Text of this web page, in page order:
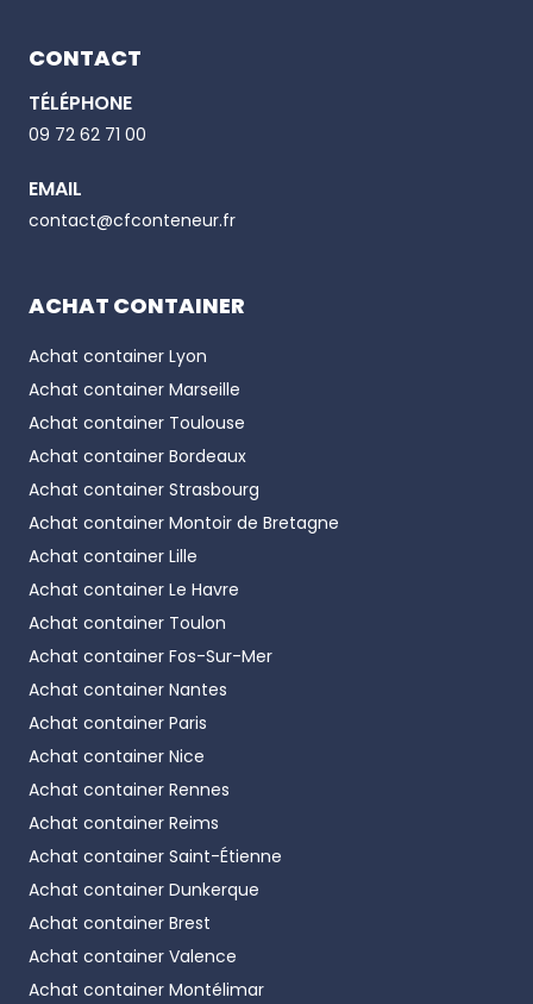
CONTACT
TÉLÉPHONE
Email
09 72 62 71 00
EMAIL
Phone number
contact@cfconteneur.fr
ACHAT CONTAINER
Achat container Lyon
Achat container Marseille
Achat container Toulouse
Achat container Bordeaux
Achat container Strasbourg
Achat container Montoir de Bretagne
Achat container Lille
Achat container Le Havre
Achat container Toulon
Achat container Fos-Sur-Mer
Achat container Nantes
Achat container Paris
Achat container Nice
Achat container Rennes
Achat container Reims
Achat container Saint-Étienne
Achat container Dunkerque
Achat container Brest
Achat container Valence
Achat container Montélimar